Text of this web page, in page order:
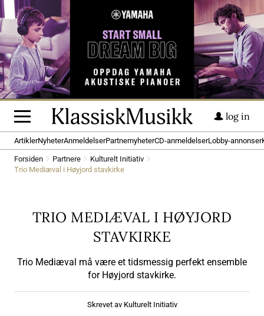
log in
ArtiklerNyheterAnmeldelserPartnernyheterCD-anmeldelserLobby-annonser
Forsiden Partnere
Kulturelt Initiativ
Trio Mediæval i Høyjord stavkirke
TRIO MEDIÆVAL I HØYJORD
STAVKIRKE
Trio Mediæval må være et tidsmessig perfekt ensemble
for Høyjord stavkirke.
Skrevet av Kulturelt Initiativ